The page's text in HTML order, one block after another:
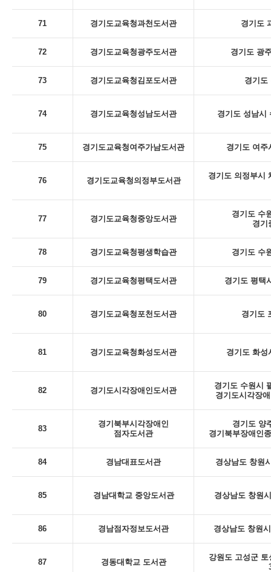
71 경기도교육청과천도서관 경기도
72 경기도교육청광주도서관 경기도 광
73 경기도교육청김포도서관 경기도
74 경기도교육청성남도서관 경기도 성남시
75 경기도교육청여주가남도서관 경기도 여주
76 경기도교육청의정부도서관
경기도 의정부시
77 경기도교육청중앙도서관
경기도 수
경기
78 경기도교육청평생학습관 경기도 수
79 경기도교육청평택도서관 경기도 평택
80 경기도교육청포천도서관 경기도
81 경기도교육청화성도서관 경기도 화성
82 경기도시각장애인도서관
경기도 수원시
경기도시각장
83
경기북부시각장애인
점자도서관
경기도 양
경기북부장애인
84 경남대표도서관 경상남도 창원
85 경남대학교 중앙도서관 경상남도 창원
86 경남점자정보도서관 경상남도 창원
87 경동대학교 도서관
강원도 고성군